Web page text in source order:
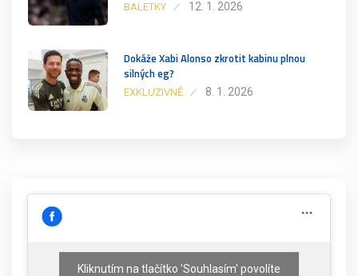
BALETKY 12. 1. 2026
Dokáže Xabi Alonso zkrotit kabinu plnou
silných eg?
EXKLUZIVNĚ 8. 1. 2026
Kliknutím na tlačítko 'Souhlasím' povolíte